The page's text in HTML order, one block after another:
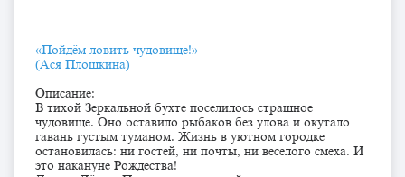
«Пойдём ловить чудовище!»
(Ася Плошкина)
Описание:
В тихой Зеркальной бухте поселилось страшное
чудовище. Оно оставило рыбаков без улова и окутало
гавань густым туманом. Жизнь в уютном городке
остановилась: ни гостей, ни почты, ни веселого смеха. И
это накануне Рождества!